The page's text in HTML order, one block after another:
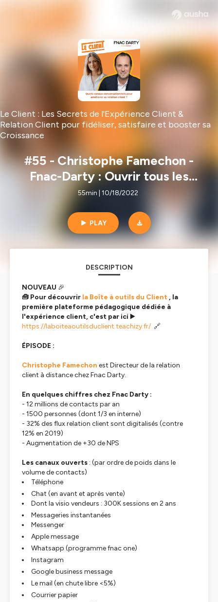
Le Client : Les Secrets de l'Expérience Client &
Relation Client pour fidéliser, satisfaire et booster sa
Croissance
#55 - Christophe Famechon -
Fnac-Darty : Ouvrir tous les
canaux relationnels, tester et
itérer pour améliorer la satisfation
client
55min | 10/18/2022
PLAY
DESCRIPTION
NOUVEAU 🎉
🧰 Pour découvrir la Boîte à outils du Client , la
première plateforme pédagogique dédiée à
l'expérience client, c'est par ici ▶️
https://laboiteaoutilsduclient.teachizy.fr/ 🔗
ÉPISODE :
Christophe Famechon est Directeur de la relation
client à distance chez Fnac Darty.
En quelques chiffres chez Fnac Darty :
- 12 millions de contacts par an
- 1500 personnes (dont 1/3 en interne)
- 32% des flux relation client sont digitalisés (contre
12% en 2019)
- Augmentation de +30 de NPS
Les canaux ouverts : (par ordre de poids dans le
volume de contacts)
Téléphone
Chat (en avant et après vente)
Dont la visio vendeurs : 300K sessions en 2 ans
Messageries instantanées
Messenger
Apple message
Whatsapp (programme fnac one)
Instagram
Google business message
Le mail (en chute libre <5%)
Courrier papier